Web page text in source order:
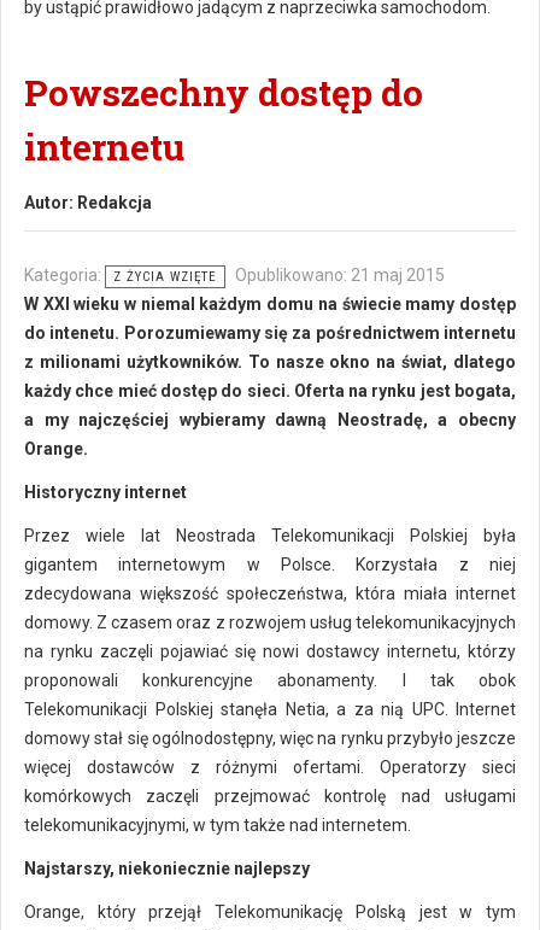
by ustąpić prawidłowo jadącym z naprzeciwka samochodom.
Powszechny dostęp do
internetu
Autor: Redakcja
Kategoria: Z ŻYCIA WZIĘTE
Opublikowano: 21 maj 2015
W XXI wieku w niemal każdym domu na świecie mamy dostęp
do intenetu. Porozumiewamy się za pośrednictwem internetu
z milionami użytkowników. To nasze okno na świat, dlatego
każdy chce mieć dostęp do sieci. Oferta na rynku jest bogata,
a my najczęściej wybieramy dawną Neostradę, a obecny
Orange.
Historyczny internet
Przez wiele lat Neostrada Telekomunikacji Polskiej była
gigantem internetowym w Polsce. Korzystała z niej
zdecydowana większość społeczeństwa, która miała internet
domowy. Z czasem oraz z rozwojem usług telekomunikacyjnych
na rynku zaczęli pojawiać się nowi dostawcy internetu, którzy
proponowali konkurencyjne abonamenty. I tak obok
Telekomunikacji Polskiej stanęła Netia, a za nią UPC. Internet
domowy stał się ogólnodostępny, więc na rynku przybyło jeszcze
więcej dostawców z różnymi ofertami. Operatorzy sieci
komórkowych zaczęli przejmować kontrolę nad usługami
telekomunikacyjnymi, w tym także nad internetem.
Najstarszy, niekoniecznie najlepszy
Orange, który przejął Telekomunikację Polską jest w tym